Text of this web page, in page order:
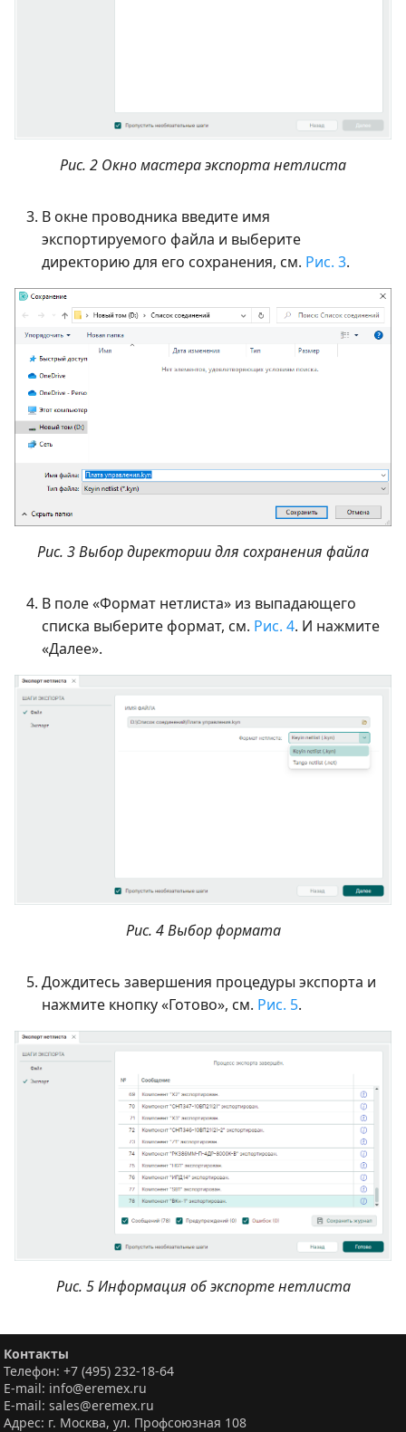
Рис. 2 Окно мастера экспорта нетлиста
В окне проводника введите имя
экспортируемого файла и выберите
директорию для его сохранения, см. Рис. 3.
Рис. 3 Выбор директории для сохранения файла
В поле «Формат нетлиста» из выпадающего
списка выберите формат, см. Рис. 4. И нажмите
«Далее».
Рис. 4 Выбор формата
Дождитесь завершения процедуры экспорта и
нажмите кнопку «Готово», см. Рис. 5.
Рис. 5 Информация об экспорте нетлиста
Контакты
Телефон: +7 (495) 232-18-64
E-mail: info@eremex.ru
E-mail: sales@eremex.ru
Адрес: г. Москва, ул. Профсоюзная 108